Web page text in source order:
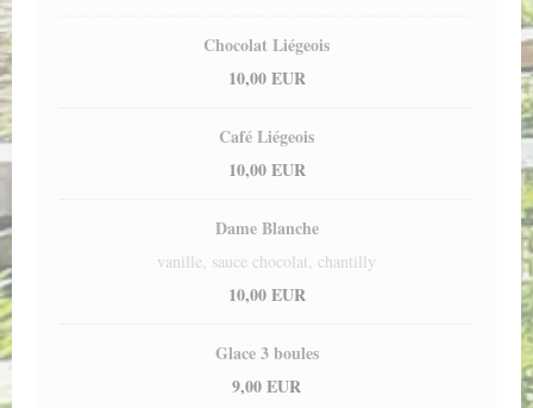
Chocolat Liégeois
10,00 EUR
Café Liégeois
10,00 EUR
Dame Blanche
vanille, sauce chocolat, chantilly
10,00 EUR
Glace 3 boules
9,00 EUR